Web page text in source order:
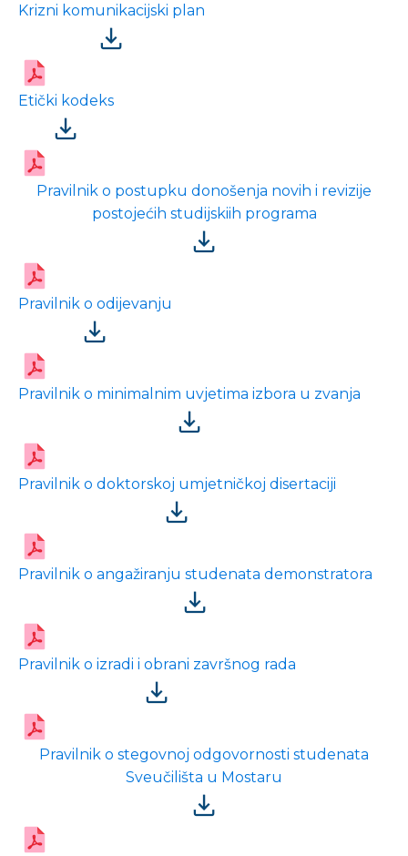
Krizni komunikacijski plan
Etički kodeks
Pravilnik o postupku donošenja novih i revizije
postojećih studijskiih programa
Pravilnik o odijevanju
Pravilnik o minimalnim uvjetima izbora u zvanja
Pravilnik o doktorskoj umjetničkoj disertaciji
Pravilnik o angažiranju studenata demonstratora
Pravilnik o izradi i obrani završnog rada
Pravilnik o stegovnoj odgovornosti studenata
Sveučilišta u Mostaru